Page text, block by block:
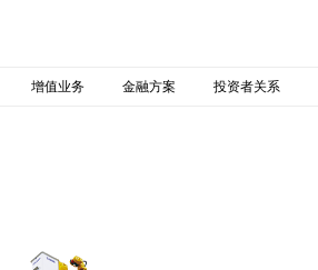
增值业务 金融方案 投资者关系